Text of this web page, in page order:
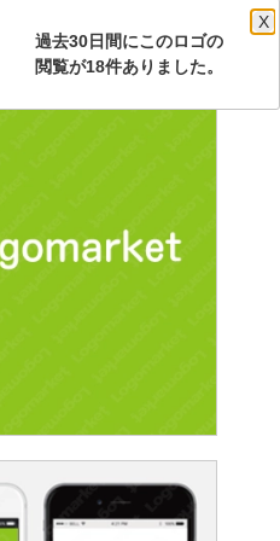
過去30日間にこのロゴの
X
閲覧が18件ありました。